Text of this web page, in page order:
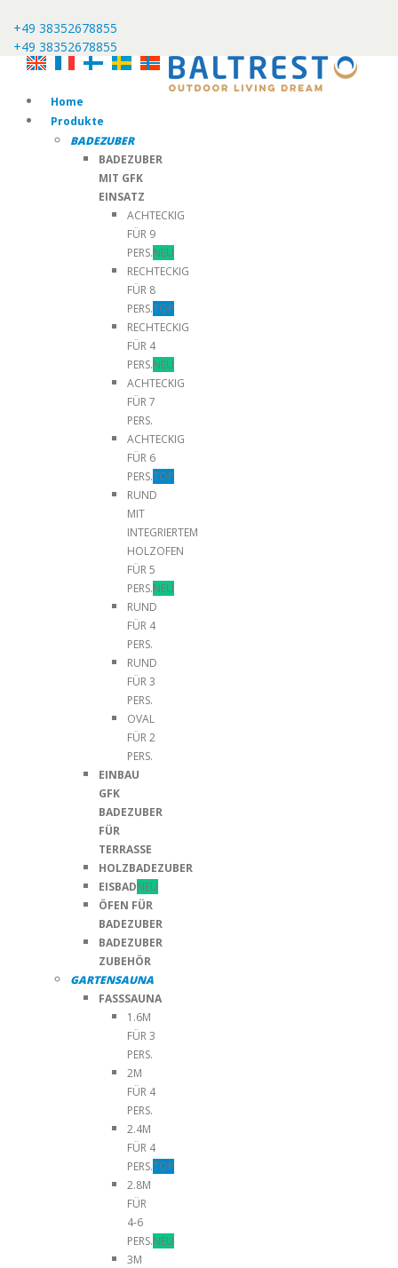
+49 38352678855
+49 38352678855
Home
Produkte
BADEZUBER
BADEZUBER
MIT GFK
EINSATZ
ACHTECKIG
FÜR 9
PERS.NEU
RECHTECKIG
FÜR 8
PERS.TOP
RECHTECKIG
FÜR 4
PERS.NEU
ACHTECKIG
FÜR 7
PERS.
ACHTECKIG
FÜR 6
PERS.TOP
RUND
MIT
INTEGRIERTEM
HOLZOFEN
FÜR 5
PERS.NEU
RUND
FÜR 4
PERS.
RUND
FÜR 3
PERS.
OVAL
FÜR 2
PERS.
EINBAU
GFK
BADEZUBER
FÜR
TERRASSE
HOLZBADEZUBER
EISBADNEU
ÖFEN FÜR
BADEZUBER
BADEZUBER
ZUBEHÖR
GARTENSAUNA
FASSSAUNA
1.6M
FÜR 3
PERS.
2M
FÜR 4
PERS.
2.4M
FÜR 4
PERS.TOP
2.8M
FÜR
4-6
PERS.NEU
3M